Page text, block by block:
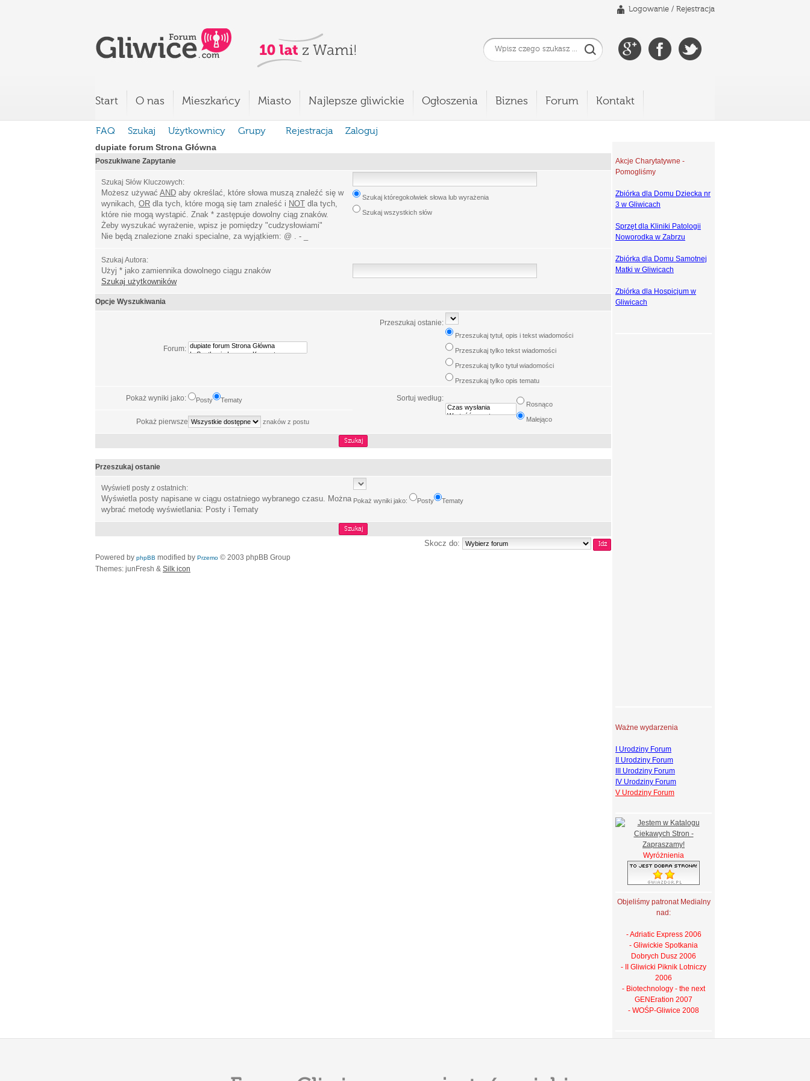
Logowanie / Rejestracja
Start O nas Mieszkańcy Miasto Najlepsze gliwickie Ogłoszenia Biznes Forum Kontakt
FAQ Szukaj Użytkownicy Grupy Rejestracja
Zaloguj
dupiate forum Strona Główna
Poszukiwane Zapytanie
Szukaj Słów Kluczowych:
Możesz używać AND aby określać, które słowa muszą znaleźć się w
wynikach, OR dla tych, które mogą się tam znaleść i NOT dla tych,
które nie mogą wystąpić. Znak * zastępuje dowolny ciąg znaków.
Żeby wyszukać wyrażenie, wpisz je pomiędzy "cudzysłowiami"
Nie będą znalezione znaki specialne, za wyjątkiem: @ . - _
Szukaj któregokolwiek słowa lub wyrażenia
Szukaj wszystkich słów
Szukaj Autora:
Użyj * jako zamiennika dowolnego ciągu znaków
Szukaj użytkowników
Opcje Wyszukiwania
Forum:
Przeszukaj ostanie:
Przeszukaj tytuł, opis i tekst wiadomości
Przeszukaj tylko tekst wiadomości
Przeszukaj tylko tytuł wiadomości
Przeszukaj tylko opis tematu
Pokaż wyniki jako: Posty Tematy Sortuj według:
Rosnąco
Malejąco
Pokaż pierwsze znaków z postu
Przeszukaj ostanie
Wyświetl posty z ostatnich:
Wyświetla posty napisane w ciągu ostatniego wybranego czasu. Można
wybrać metodę wyświetlania: Posty i Tematy
Pokaż wyniki jako: Posty Tematy
Skocz do:
Powered by phpBB modified by Przemo © 2003 phpBB Group
Themes: junFresh & Silk icon
Akcje Charytatywne -
Pomogliśmy
Zbiórka dla Domu Dziecka nr
3 w Gliwicach
Sprzęt dla Kliniki Patologii
Noworodka w Zabrzu
Zbiórka dla Domu Samotnej
Matki w Gliwicach
Zbiórka dla Hospicjum w
Gliwicach
Ważne wydarzenia
I Urodziny Forum
II Urodziny Forum
III Urodziny Forum
IV Urodziny Forum
V Urodziny Forum
Wyróżnienia
Objeliśmy patronat Medialny
nad:
- Adriatic Express 2006
- Gliwickie Spotkania
Dobrych Dusz 2006
- II Gliwicki Piknik Lotniczy
2006
- Biotechnology - the next
GENEration 2007
- WOŚP-Gliwice 2008